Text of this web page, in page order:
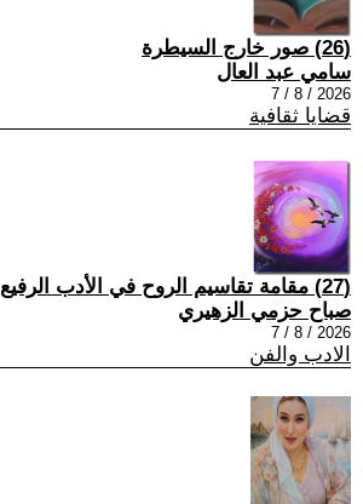
(26) صور خارج السيطرة
سامي عبد العال
2026 / 8 / 7
قضايا ثقافية
(27) مقامة تقاسيم الروح في الأدب الرفيع .
صباح حزمي الزهيري
2026 / 8 / 7
الادب والفن